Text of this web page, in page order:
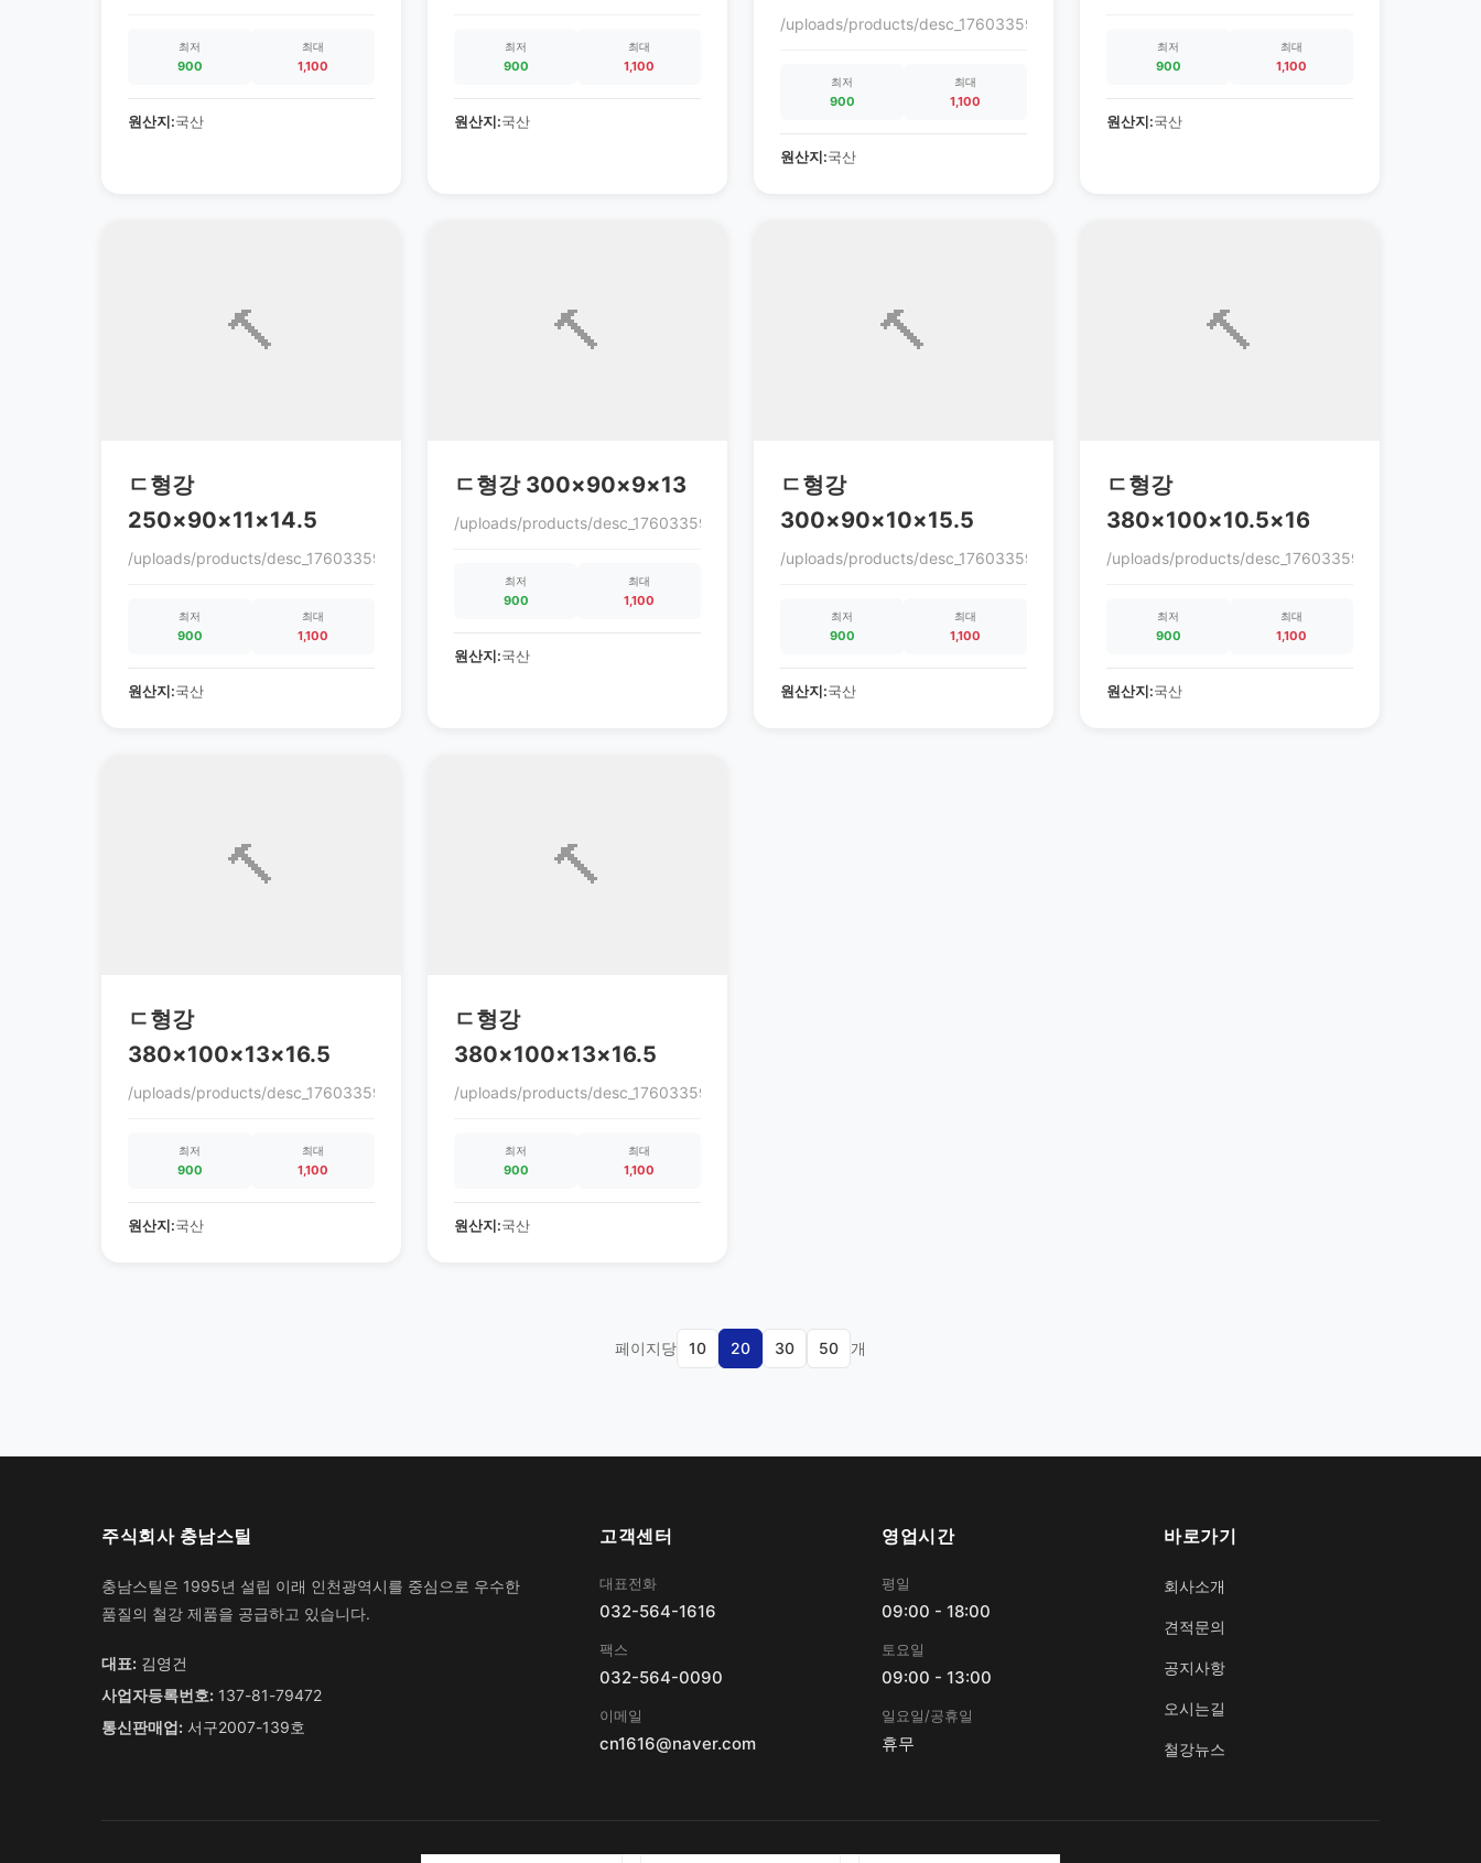
최저
900
최대
1,100
원산지:국산
최저
900
최대
1,100
원산지:국산
/uploads/products/desc_1760335972_68ec9864c0cc3.gif
최저
900
최대
1,100
원산지:국산
최저
900
최대
1,100
원산지:국산
🔨
ㄷ형강
250×90×11×14.5
/uploads/products/desc_1760335972_68ec9864c0cc3.gif
최저
900
최대
1,100
원산지:국산
🔨
ㄷ형강 300×90×9×13
/uploads/products/desc_1760335972_68ec9864c0cc3.gif
최저
900
최대
1,100
원산지:국산
🔨
ㄷ형강
300×90×10×15.5
/uploads/products/desc_1760335972_68ec9864c0cc3.gif
최저
900
최대
1,100
원산지:국산
🔨
ㄷ형강
380×100×10.5×16
/uploads/products/
최저
900
최대
1,100
원산지:국산
🔨
ㄷ형강
380×100×13×16.5
/uploads/products/desc_1760335972_68ec9864c0cc3.gif
최저
900
최대
1,100
원산지:국산
🔨
ㄷ형강
380×100×13×16.5
/uploads/products/desc_1760335972_68ec9864c0cc3.gif
최저
900
최대
1,100
원산지:국산
페이지당 10 20 30 50 개
주식회사 충남스틸
충남스틸은 1995년 설립 이래 인천광역시를 중심으로 우수한
품질의 철강 제품을 공급하고 있습니다.
대표: 김영건
사업자등록번호: 137-81-79472
통신판매업: 서구2007-139호
고객센터
대표전화
032-564-1616
팩스
032-564-0090
이메일
cn1616@naver.com
영업시간
평일
09:00 - 18:00
토요일
09:00 - 13:00
일요일/공휴일
휴무
바로가기
회사소개
견적문의
공지사항
오시는길
철강뉴스